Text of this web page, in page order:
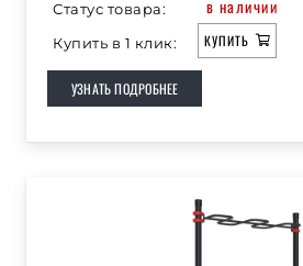
Статус товара:
в наличии
Купить в 1 клик: КУПИТЬ
УЗНАТЬ ПОДРОБНЕЕ